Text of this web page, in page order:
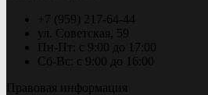
+7 (959) 217-64-44
ул. Советская, 59
Пн-Пт: с 9:00 до 17:00
Сб-Вс: с 9:00 до 16:00
Правовая информация